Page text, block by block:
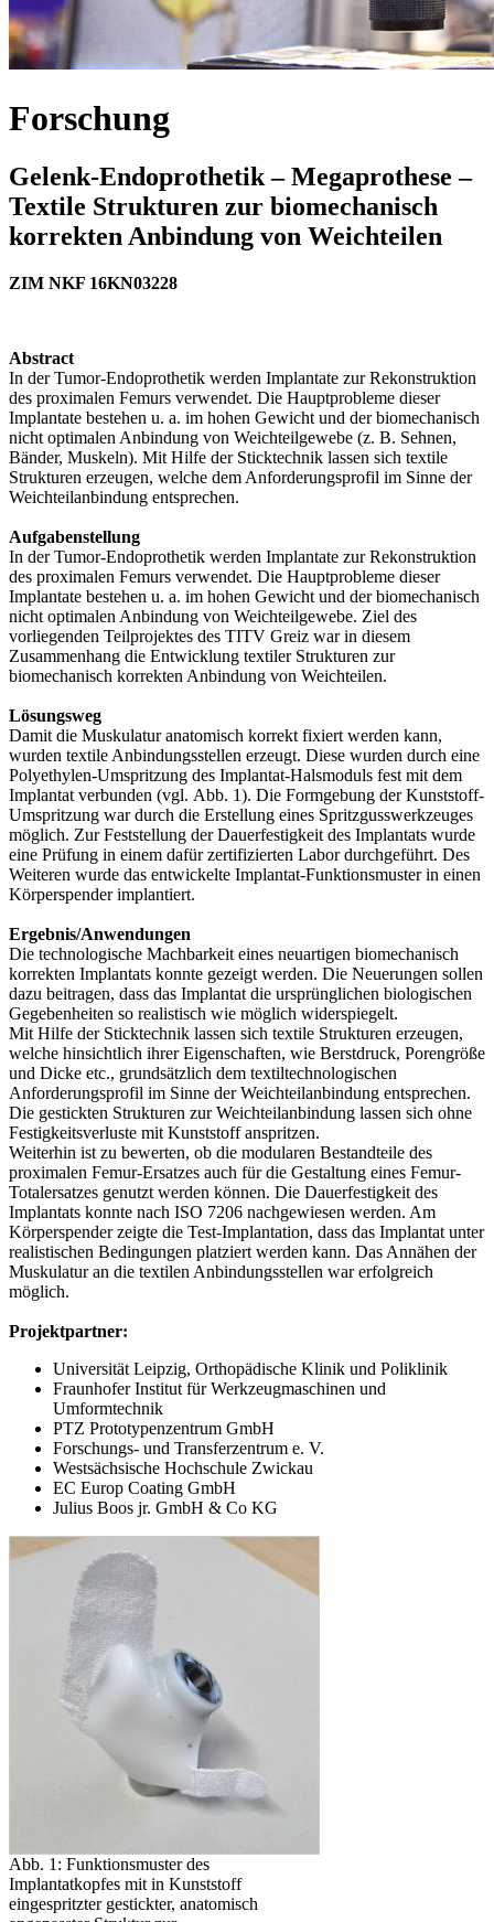
Forschung
Gelenk-Endoprothetik – Megaprothese –
Textile Strukturen zur biomechanisch
korrekten Anbindung von Weichteilen
ZIM NKF 16KN03228
Abstract
In der Tumor-Endoprothetik werden Implantate zur Rekonstruktion
des proximalen Femurs verwendet. Die Hauptprobleme dieser
Implantate bestehen u. a. im hohen Gewicht und der biomechanisch
nicht optimalen Anbindung von Weichteilgewebe (z. B. Sehnen,
Bänder, Muskeln). Mit Hilfe der Sticktechnik lassen sich textile
Strukturen erzeugen, welche dem Anforderungsprofil im Sinne der
Weichteilanbindung entsprechen.
Aufgabenstellung
In der Tumor-Endoprothetik werden Implantate zur Rekonstruktion
des proximalen Femurs verwendet. Die Hauptprobleme dieser
Implantate bestehen u. a. im hohen Gewicht und der biomechanisch
nicht optimalen Anbindung von Weichteilgewebe. Ziel des
vorliegenden Teilprojektes des TITV Greiz war in diesem
Zusammenhang die Entwicklung textiler Strukturen zur
biomechanisch korrekten Anbindung von Weichteilen.
Lösungsweg
Damit die Muskulatur anatomisch korrekt fixiert werden kann,
wurden textile Anbindungsstellen erzeugt. Diese wurden durch eine
Polyethylen-Umspritzung des Implantat-Halsmoduls fest mit dem
Implantat verbunden (vgl. Abb. 1). Die Formgebung der Kunststoff-
Umspritzung war durch die Erstellung eines Spritzgusswerkzeuges
möglich. Zur Feststellung der Dauerfestigkeit des Implantats wurde
eine Prüfung in einem dafür zertifizierten Labor durchgeführt. Des
Weiteren wurde das entwickelte Implantat-Funktionsmuster in einen
Körperspender implantiert.
Ergebnis/Anwendungen
Die technologische Machbarkeit eines neuartigen biomechanisch
korrekten Implantats konnte gezeigt werden. Die Neuerungen sollen
dazu beitragen, dass das Implantat die ursprünglichen biologischen
Gegebenheiten so realistisch wie möglich widerspiegelt.
Mit Hilfe der Sticktechnik lassen sich textile Strukturen erzeugen,
welche hinsichtlich ihrer Eigenschaften, wie Berstdruck, Porengröße
und Dicke etc., grundsätzlich dem textiltechnologischen
Anforderungsprofil im Sinne der Weichteilanbindung entsprechen.
Die gestickten Strukturen zur Weichteilanbindung lassen sich ohne
Festigkeitsverluste mit Kunststoff anspritzen.
Weiterhin ist zu bewerten, ob die modularen Bestandteile des
proximalen Femur-Ersatzes auch für die Gestaltung eines Femur-
Totalersatzes genutzt werden können. Die Dauerfestigkeit des
Implantats konnte nach ISO 7206 nachgewiesen werden. Am
Körperspender zeigte die Test-Implantation, dass das Implantat unter
realistischen Bedingungen platziert werden kann. Das Annähen der
Muskulatur an die textilen Anbindungsstellen war erfolgreich
möglich.
Projektpartner:
Universität Leipzig, Orthopädische Klinik und Poliklinik
Fraunhofer Institut für Werkzeugmaschinen und
Umformtechnik
PTZ Prototypenzentrum GmbH
Forschungs- und Transferzentrum e. V.
Westsächsische Hochschule Zwickau
EC Europ Coating GmbH
Julius Boos jr. GmbH & Co KG
Abb. 1: Funktionsmuster des
Implantatkopfes mit in Kunststoff
eingespritzter gestickter, anatomisch